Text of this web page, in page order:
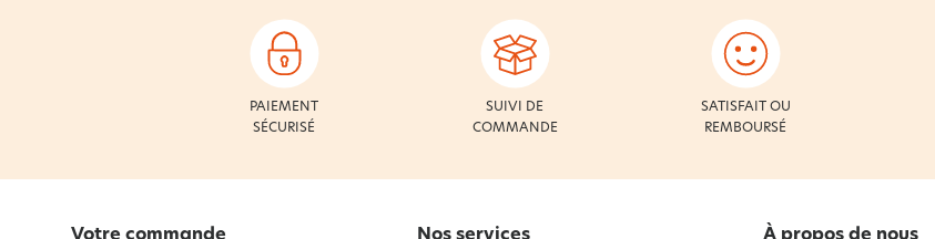
PAIEMENT
SÉCURISÉ
SUIVI DE
COMMANDE
SATISFAIT OU
REMBOURSÉ